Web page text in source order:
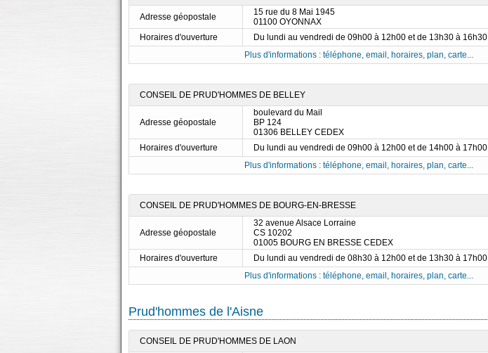
Adresse géopostale
15 rue du 8 Mai 1945
01100 OYONNAX
Horaires d'ouverture
Du lundi au vendredi de 09h00 à 12h00 et de 13h30 à 16h30
Plus d'informations : téléphone, email, horaires, plan, carte...
CONSEIL DE PRUD'HOMMES DE BELLEY
Adresse géopostale
boulevard du Mail
BP 124
01306 BELLEY CEDEX
Horaires d'ouverture
Du lundi au vendredi de 09h00 à 12h00 et de 14h00 à 17h00
Plus d'informations : téléphone, email, horaires, plan, carte...
CONSEIL DE PRUD'HOMMES DE BOURG-EN-BRESSE
Adresse géopostale
32 avenue Alsace Lorraine
CS 10202
01005 BOURG EN BRESSE CEDEX
Horaires d'ouverture
Du lundi au vendredi de 08h30 à 12h00 et de 13h30 à 17h00
Plus d'informations : téléphone, email, horaires, plan, carte...
Prud'hommes de l'Aisne
CONSEIL DE PRUD'HOMMES DE LAON